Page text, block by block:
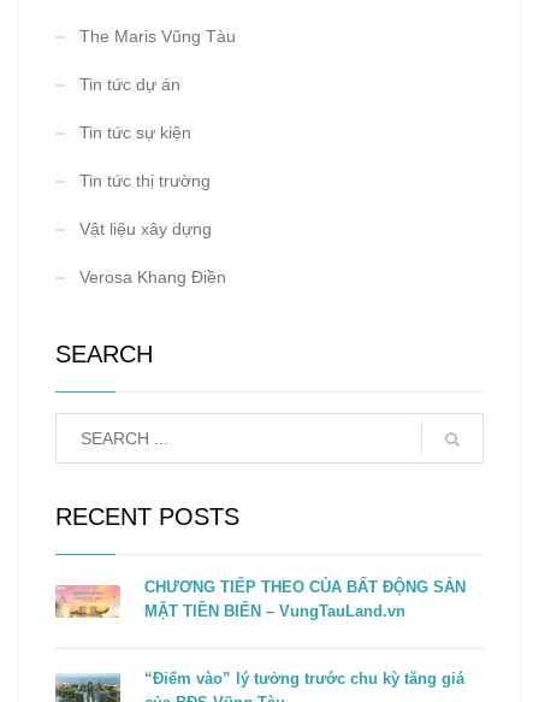
The Maris Vũng Tàu
Tin tức dự án
Tin tức sự kiện
Tin tức thị trường
Vật liệu xây dựng
Verosa Khang Điền
SEARCH
RECENT POSTS
CHƯƠNG TIẾP THEO CỦA BẤT ĐỘNG SẢN
MẶT TIỀN BIỂN – VungTauLand.vn
“Điểm vào” lý tưởng trước chu kỳ tăng giá